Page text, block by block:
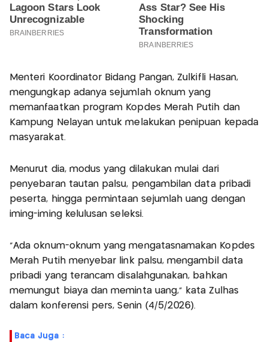
Menteri Koordinator Bidang Pangan, Zulkifli Hasan,
mengungkap adanya sejumlah oknum yang
memanfaatkan program Kopdes Merah Putih dan
Kampung Nelayan untuk melakukan penipuan kepada
masyarakat.
Menurut dia, modus yang dilakukan mulai dari
penyebaran tautan palsu, pengambilan data pribadi
peserta, hingga permintaan sejumlah uang dengan
iming-iming kelulusan seleksi.
"Ada oknum-oknum yang mengatasnamakan Kopdes
Merah Putih menyebar link palsu, mengambil data
pribadi yang terancam disalahgunakan, bahkan
memungut biaya dan meminta uang," kata Zulhas
dalam konferensi pers, Senin (4/5/2026).
Baca Juga :